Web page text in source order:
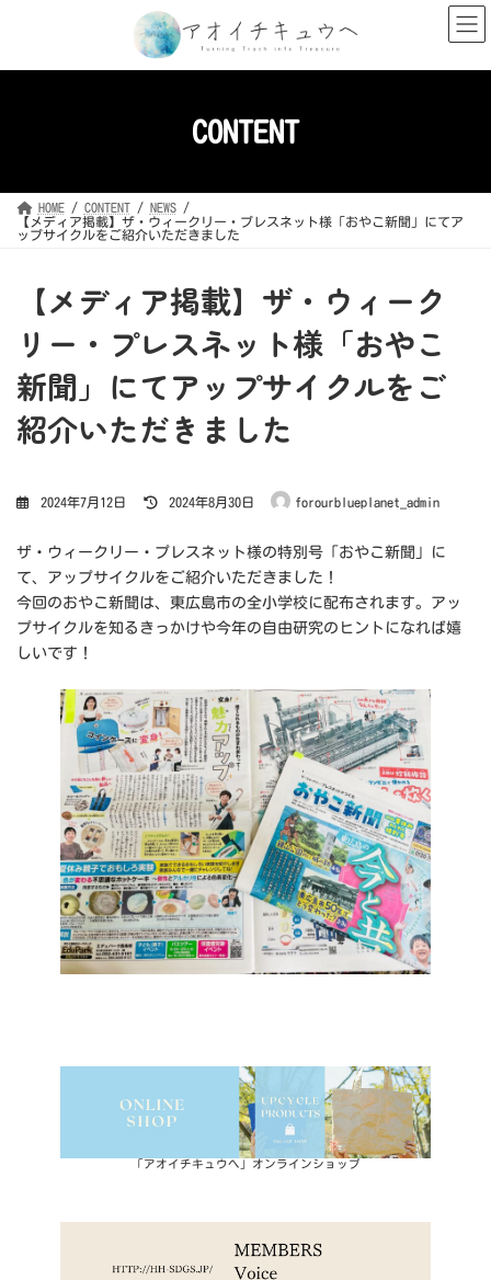
ツ
シ
CONTENT
HOME CONTENT
NEWS
【メディア掲載】ザ・ウィークリー・プレスネット様「おやこ新聞」にてア
ップサイクルをご紹介いただきました
【メディア掲載】ザ・ウィーク
リー・プレスネット様「おやこ
新聞」にてアップサイクルをご
紹介いただきました
2024年7月12日
最
終
日
時
:
2024年8月30日 forourblueplanet_admin
ザ・ウィークリー・プレスネット様の特別号「おやこ新聞」に
て、アップサイクルをご紹介いただきました！
今回のおやこ新聞は、東広島市の全小学校に配布されます。アッ
プサイクルを知るきっかけや今年の自由研究のヒントになれば嬉
しいです！
「アオイチキュウへ」オンラインショップ